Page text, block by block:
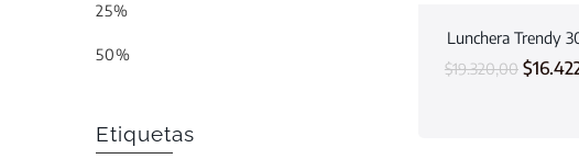
Lunchera Trendy
$19.320,00 $
25%
50%
Etiquetas